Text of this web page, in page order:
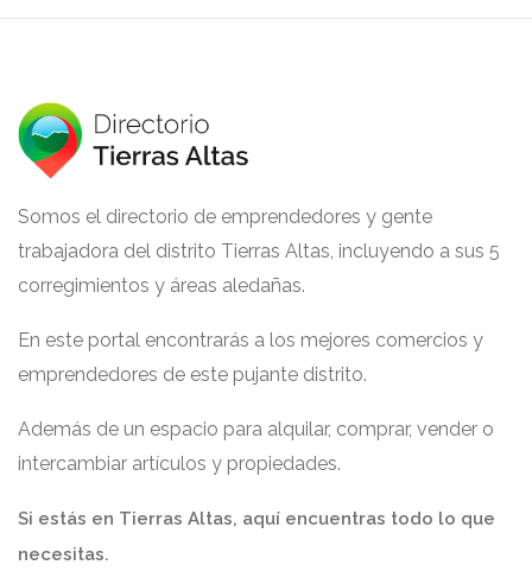
Somos el directorio de emprendedores y gente
trabajadora del distrito Tierras Altas, incluyendo a sus 5
corregimientos y áreas aledañas.
En este portal encontrarás a los mejores comercios y
emprendedores de este pujante distrito.
Además de un espacio para alquilar, comprar, vender o
intercambiar artículos y propiedades.
Si estás en Tierras Altas, aquí encuentras todo lo que
necesitas.